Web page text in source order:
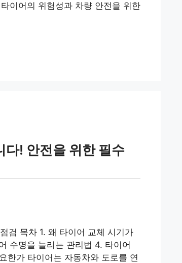
이어의 위험성과 차량 안전을 위한
다! 안전을 위한 필수
검 목차 1. 왜 타이어 교체 시기가
수명을 늘리는 관리법 4. 타이어
한가 타이어는 자동차와 도로를 연